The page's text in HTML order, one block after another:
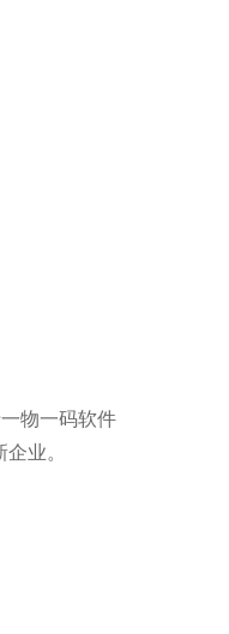
物一码软件
业。